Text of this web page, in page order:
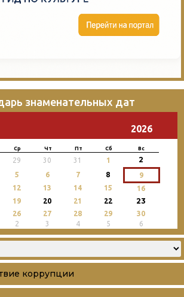
знаменательных дат
2026
Ср Чт Пт Сб Вс
29 30 31 1 2
5 6 7 8
9
12 13 14 15
16
19 20 21 22 23
26 27 28 29
30
2 3 4 5 6
коррупции